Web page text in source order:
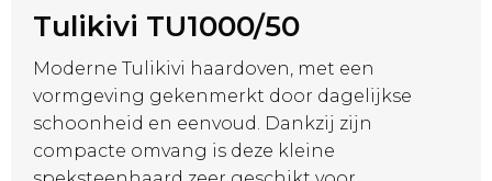
Tulikivi TU1000/50
Moderne Tulikivi haardoven, met een
vormgeving gekenmerkt door dagelijkse
schoonheid en eenvoud. Dankzij zijn
compacte omvang is deze kleine